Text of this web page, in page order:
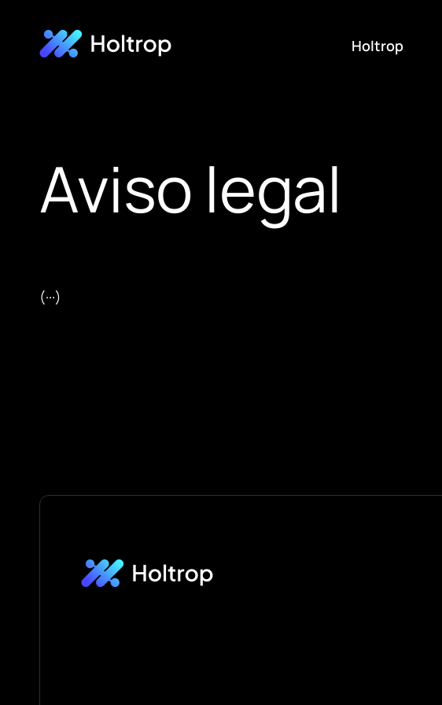
Holtrop
Aviso legal
(···)